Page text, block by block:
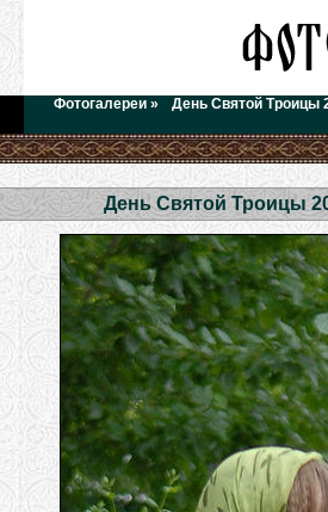
Фотогалереи » День Святой Троицы
День Святой Троицы